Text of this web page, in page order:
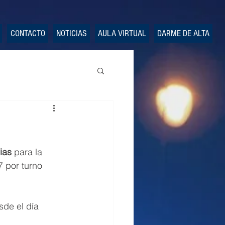
CONTACTO NOTICIAS AULA VIRTUAL DARME DE ALTA
para la
por turno
el día